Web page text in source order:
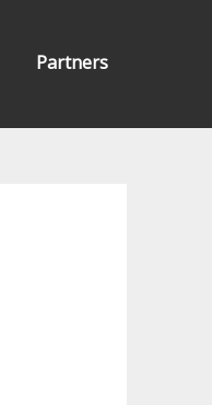
Partners